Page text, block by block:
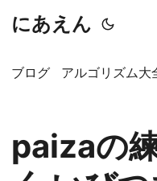
にあえん
ブログ アルゴリズム大
paizaの